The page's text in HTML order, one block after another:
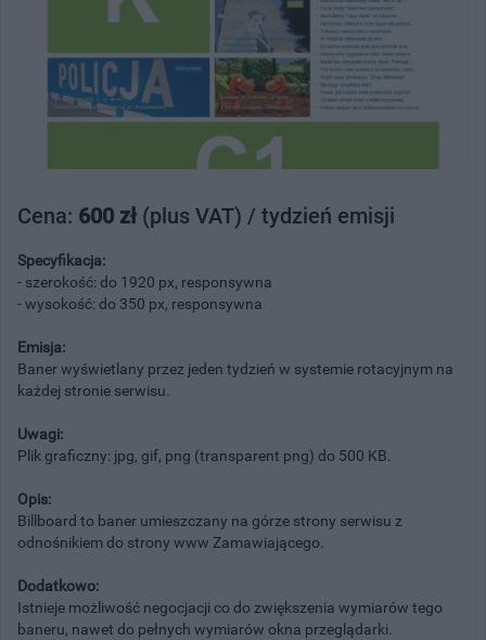
Cena: 600 zł (plus VAT) / tydzień emisji
Specyfikacja:
- szerokość: do 1920 px, responsywna
- wysokość: do 350 px, responsywna
Emisja:
Baner wyświetlany przez jeden tydzień w systemie rotacyjnym na
każdej stronie serwisu.
Uwagi:
Plik graficzny: jpg, gif, png (transparent png) do 500 KB.
Opis:
Billboard to baner umieszczany na górze strony serwisu z
odnośnikiem do strony www Zamawiającego.
Dodatkowo:
Istnieje możliwość negocjacji co do zwiększenia wymiarów tego
baneru, nawet do pełnych wymiarów okna przeglądarki.